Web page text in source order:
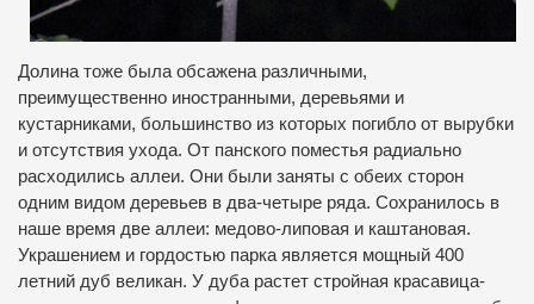
Долина тоже была обсажена различными,
преимущественно иностранными, деревьями и
кустарниками, большинство из которых погибло от вырубки
и отсутствия ухода. От панского поместья радиально
расходились аллеи. Они были заняты с обеих сторон
одним видом деревьев в два-четыре ряда. Сохранилось в
наше время две аллеи: медово-липовая и каштановая.
Украшением и гордостью парка является мощный 400
летний дуб великан. У дуба растет стройная красавица-